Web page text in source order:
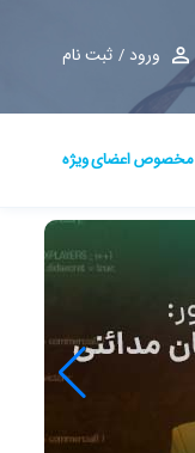
ورود ثبت نام
مخصوص اعضای ویژه